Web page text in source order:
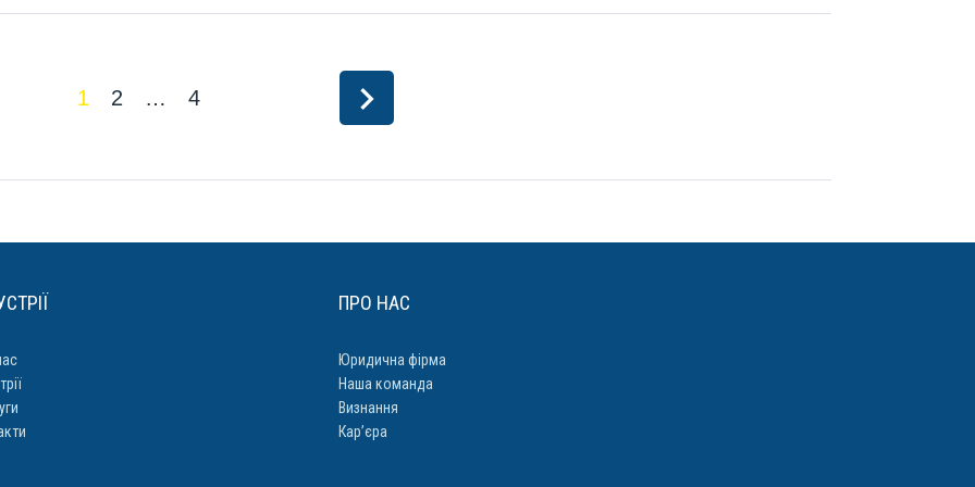
1 2 … 4 navigate_next
ПРО НАС
Юридична фірма
Наша команда
Визнання
Кар’єра